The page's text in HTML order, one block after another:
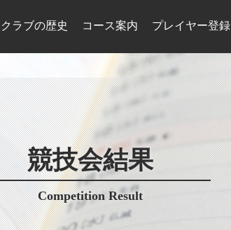
クラブの歴史 コース案内 プレイヤー登録
競技会結果
Competition Result